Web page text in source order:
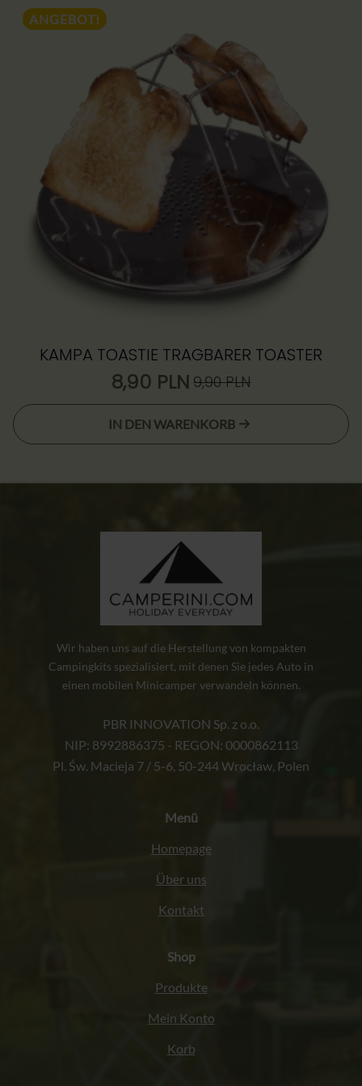
ANGEBOT!
KAMPA TOASTIE TRAGBARER TOASTER
9,90PLN
Ursprünglicher
Preis
war:
8,90 PLNAktueller
Preis
ist:
IN DEN WARENKORB
Wir haben uns auf die Herstellung von kompakten
Campingkits spezialisiert, mit denen Sie jedes Auto in
einen mobilen Minicamper verwandeln können.
PBR INNOVATION Sp. z o.o.
NIP: 8992886375 - REGON: 0000862113
Pl. Św. Macieja 7 / 5-6, 50-244 Wrocław, Polen
Menü
Homepage
Über uns
Kontakt
Shop
Produkte
Mein Konto
Korb